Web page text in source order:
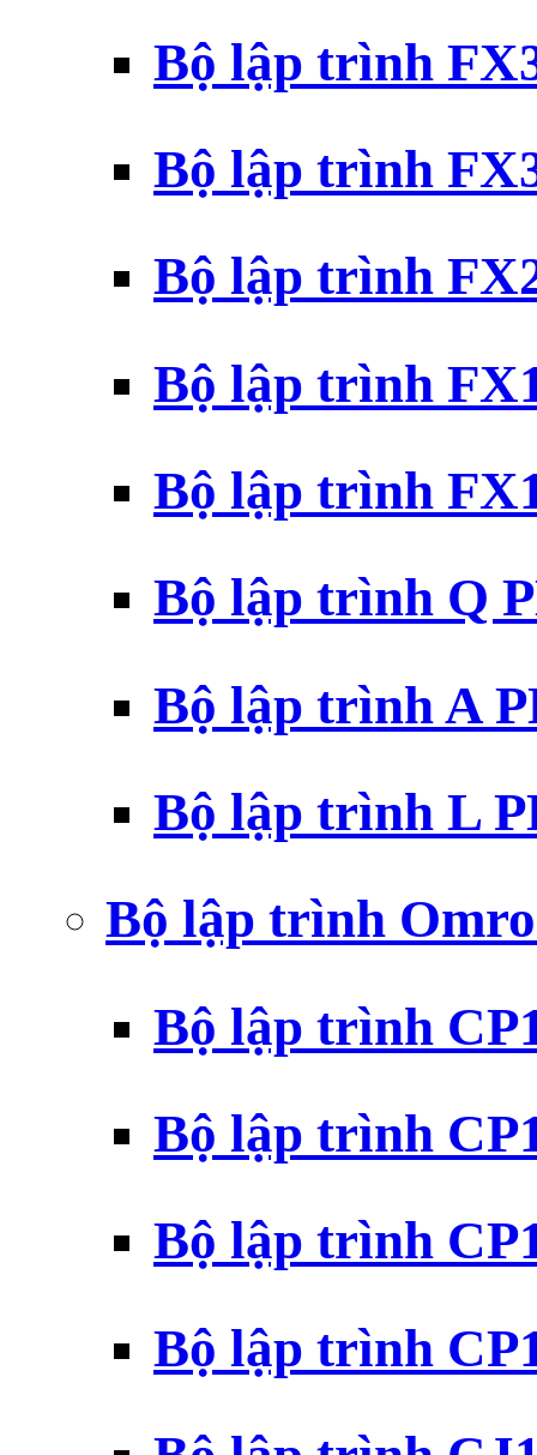
Bộ lập trình
Bộ lập trình
Bộ lập trình
Bộ lập trình
Bộ lập trình
Bộ lập trình Q
Bộ lập trình A
Bộ lập trình L
Bộ lập trình
Bộ lập trình
Bộ lập trình
Bộ lập trình
Bộ lập trình